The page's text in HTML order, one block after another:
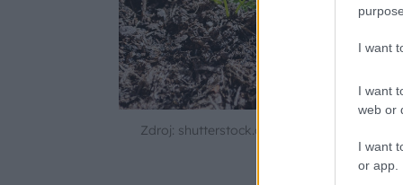
I want
I want
web or
I want
or app.
Zdroj: shutterstock.com